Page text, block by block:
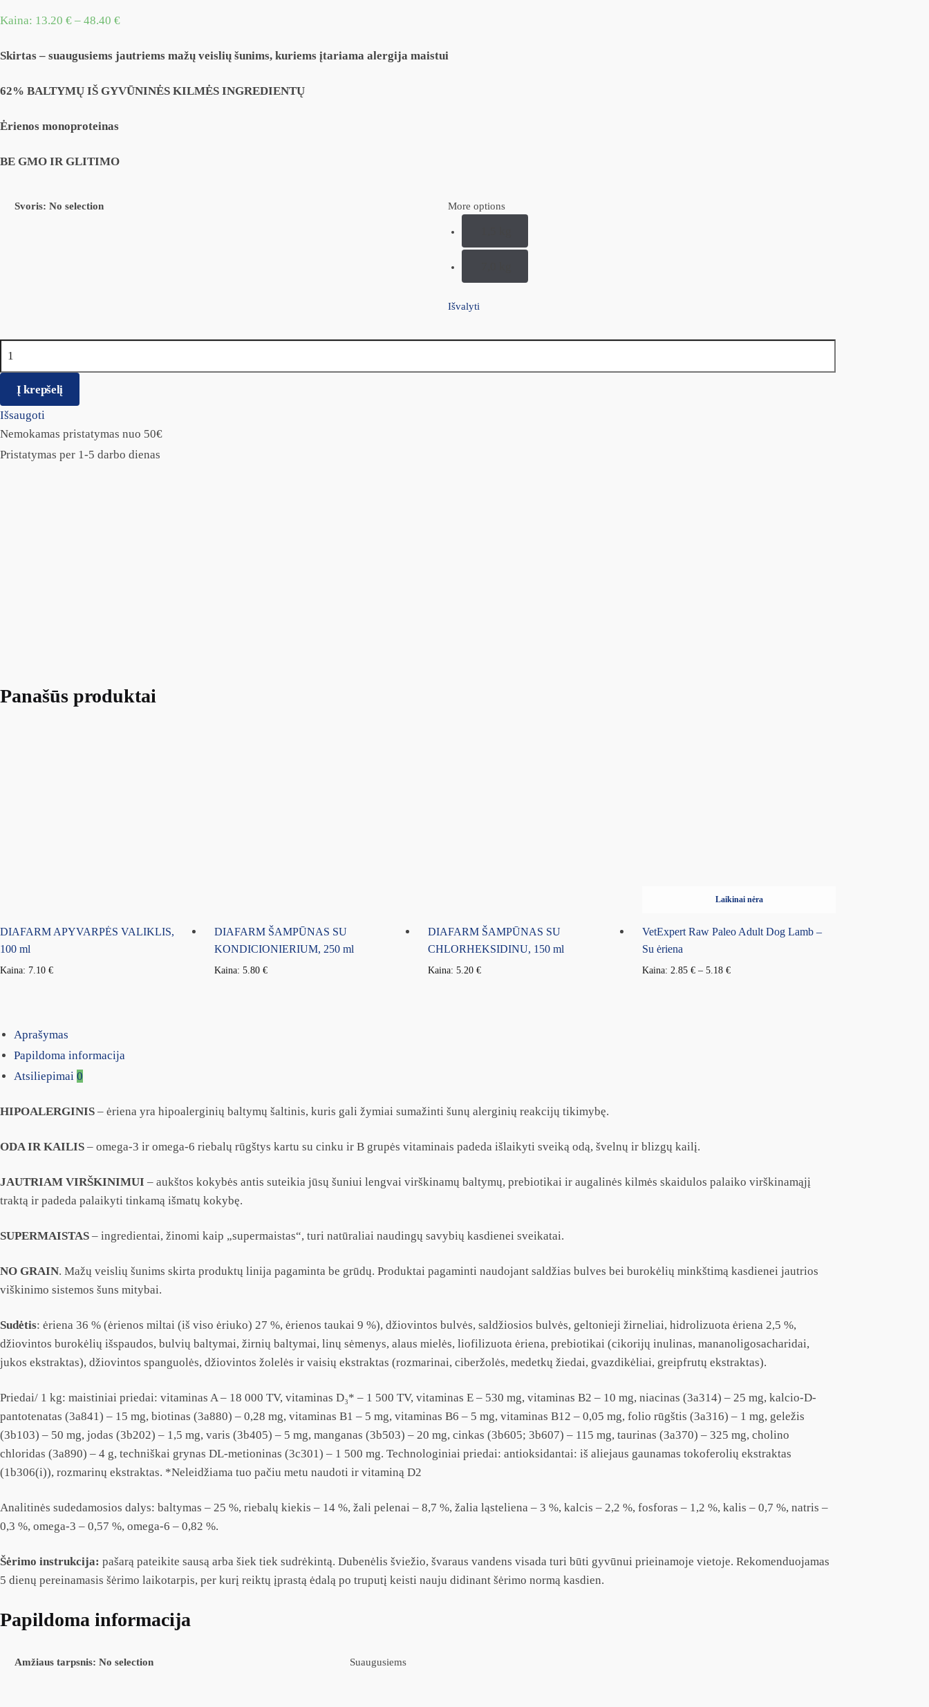
Kaina: 13.20 € – 48.40 €
Skirtas – suaugusiems jautriems mažų veislių šunims, kuriems įtariama alergija maistui
62% BALTYMŲ IŠ GYVŪNINĖS KILMĖS INGREDIENTŲ
Ėrienos monoproteinas
BE GMO IR GLITIMO
Svoris: No selection More options
Išvalyti
Į krepšelį
Išsaugoti
Nemokamas pristatymas nuo 50€
Pristatymas per 1-5 darbo dienas
Panašūs produktai
DIAFARM APYVARPĖS VALIKLIS,
100 ml
Kaina: 7.10 €
DIAFARM ŠAMPŪNAS SU
KONDICIONIERIUM, 250 ml
Kaina: 5.80 €
DIAFARM ŠAMPŪNAS SU
CHLORHEKSIDINU, 150 ml
Kaina:5.20€
Laikinai nėra
VetExpert Raw Paleo Adult Dog Lamb –
Su ėriena
Kaina: 2.85€ –5.18€
Aprašymas
Papildoma informacija
Atsiliepimai 0
HIPOALERGINIS – ėriena yra hipoalerginių baltymų šaltinis, kuris gali žymiai sumažinti šunų alerginių reakcijų tikimybę.
ODA IR KAILIS – omega-3 ir omega-6 riebalų rūgštys kartu su cinku ir B grupės vitaminais padeda išlaikyti sveiką odą, švelnų ir blizgų kailį.
JAUTRIAM VIRŠKINIMUI – aukštos kokybės antis suteikia jūsų šuniui lengvai virškinamų baltymų, prebiotikai ir augalinės kilmės skaidulos palaiko virškinamąjį
traktą ir padeda palaikyti tinkamą išmatų kokybę.
SUPERMAISTAS – ingredientai, žinomi kaip „supermaistas“, turi natūraliai naudingų savybių kasdienei sveikatai.
NO GRAIN. Mažų veislių šunims skirta produktų linija pagaminta be grūdų. Produktai pagaminti naudojant saldžias bulves bei burokėlių minkštimą kasdienei jautrios
viškinimo sistemos šuns mitybai.
Sudėtis: ėriena 36 % (ėrienos miltai (iš viso ėriuko) 27 %, ėrienos taukai 9 %), džiovintos bulvės, saldžiosios bulvės, geltonieji žirneliai, hidrolizuota ėriena 2,5 %,
džiovintos burokėlių išspaudos, bulvių baltymai, žirnių baltymai, linų sėmenys, alaus mielės, liofilizuota ėriena, prebiotikai (cikorijų inulinas, mananoligosacharidai,
jukos ekstraktas), džiovintos spanguolės, džiovintos žolelės ir vaisių ekstraktas (rozmarinai, ciberžolės, medetkų žiedai, gvazdikėliai, greipfrutų ekstraktas).
Priedai/ 1 kg: maistiniai priedai: vitaminas A – 18 000 TV, vitaminas D₃* – 1 500 TV, vitaminas E – 530 mg, vitaminas B2 – 10 mg, niacinas (3a314) – 25 mg, kalcio-D-
pantotenatas (3a841) – 15 mg, biotinas (3a880) – 0,28 mg, vitaminas B1 – 5 mg, vitaminas B6 – 5 mg, vitaminas B12 – 0,05 mg, folio rūgštis (3a316) – 1 mg, geležis
(3b103) – 50 mg, jodas (3b202) – 1,5 mg, varis (3b405) – 5 mg, manganas (3b503) – 20 mg, cinkas (3b605; 3b607) – 115 mg, taurinas (3a370) – 325 mg, cholino
chloridas (3a890) – 4 g, techniškai grynas DL-metioninas (3c301) – 1 500 mg. Technologiniai priedai: antioksidantai: iš aliejaus gaunamas tokoferolių ekstraktas
(1b306(i)), rozmarinų ekstraktas. *Neleidžiama tuo pačiu metu naudoti ir vitaminą D2
Analitinės sudedamosios dalys: baltymas – 25 %, riebalų kiekis – 14 %, žali pelenai – 8,7 %, žalia ląsteliena – 3 %, kalcis – 2,2 %, fosforas – 1,2 %, kalis – 0,7 %, natris –
0,3 %, omega-3 – 0,57 %, omega-6 – 0,82 %.
Šėrimo instrukcija: pašarą pateikite sausą arba šiek tiek sudrėkintą. Dubenėlis šviežio, švaraus vandens visada turi būti gyvūnui prieinamoje vietoje. Rekomenduojamas
5 dienų pereinamasis šėrimo laikotarpis, per kurį reiktų įprastą ėdalą po truputį keisti nauju didinant šėrimo normą kasdien.
Papildoma informacija
Amžiaus tarpsnis: No selection Suaugusiems